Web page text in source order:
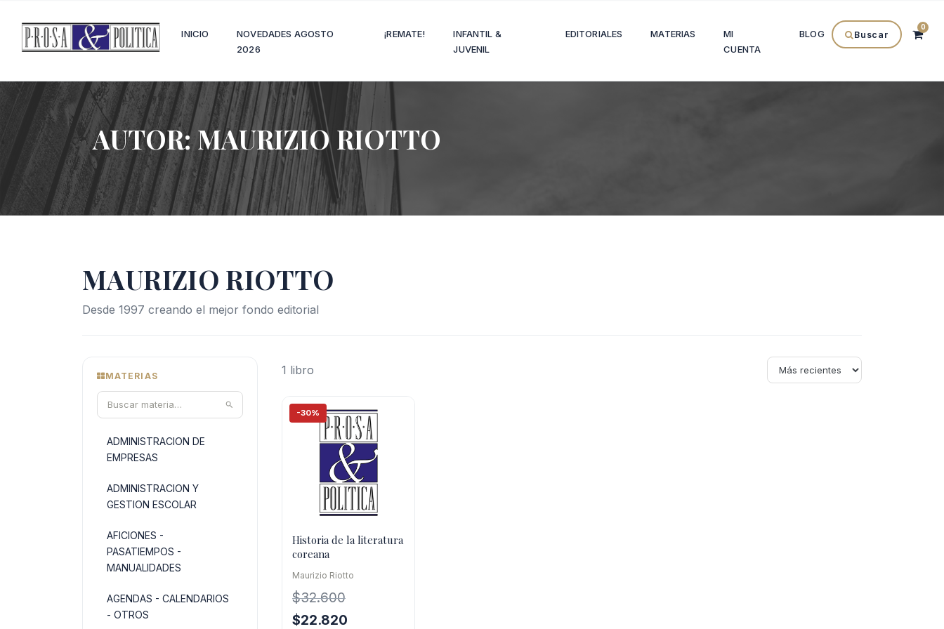
INICIO
NOVEDADES AGOSTO
2026
¡REMATE!
INFANTIL &
JUVENIL
EDITORIALES MATERIAS
MI
CUENTA
BLOG Buscar
0
AUTOR:MAURIZIO RIOTTO
MAURIZIO RIOTTO
Desde 1997 creando el mejor fondo editorial
MATERIAS
ADMINISTRACION DE
EMPRESAS
ADMINISTRACION Y
GESTION ESCOLAR
AFICIONES -
PASATIEMPOS -
MANUALIDADES
AGENDAS - CALENDARIOS
- OTROS
1 libro
-30%
Historia de la literatura
coreana
Maurizio Riotto
$32.600
El
$22.820